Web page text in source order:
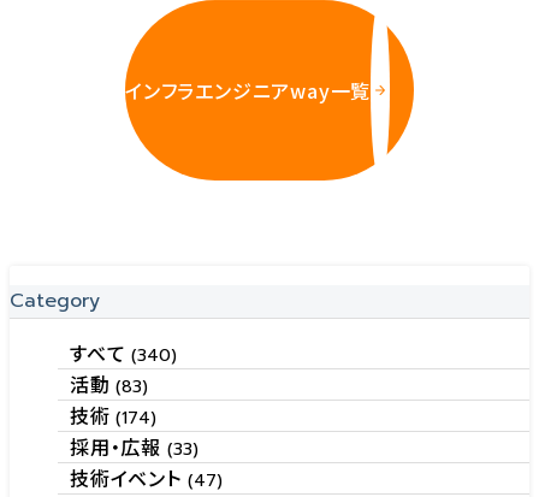
インフラエンジニアway一覧
Category
すべて(340)
活動(83)
技術(174)
採用・広報 (33)
技術イベント (47)